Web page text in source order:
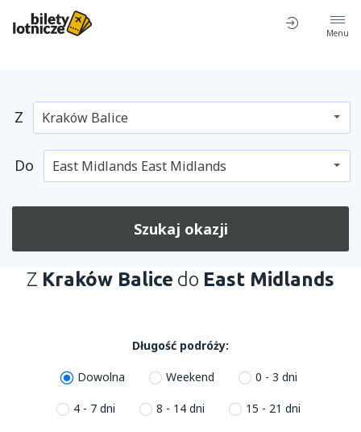
Menu
Z
Do
Szukaj okazji
Z Kraków Balice do East Midlands
Długość podróży:
Dowolna Weekend 0 - 3 dni
4 - 7 dni 8 - 14 dni 15 - 21 dni